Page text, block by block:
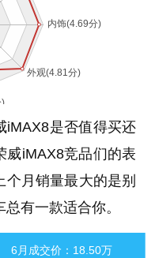
iMAX8是否值得买还
威iMAX8竞品们的表
月销量最大的是别
有一款适合你。
6月成交价：18.50万